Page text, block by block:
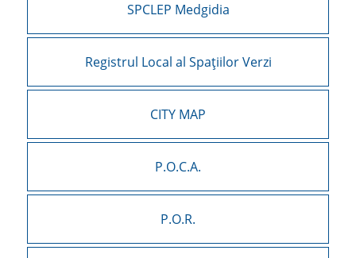
SPCLEP Medgidia
Registrul Local al Spațiilor Verzi
CITY MAP
P.O.C.A.
P.O.R.